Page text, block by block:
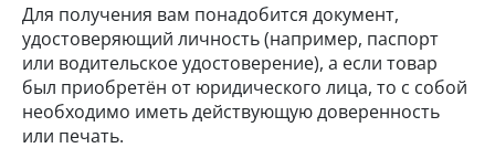
Для получения вам понадобится документ,
удостоверяющий личность (например, паспорт
или водительское удостоверение), а если товар
был приобретён от юридического лица, то с собой
необходимо иметь действующую доверенность
или печать.